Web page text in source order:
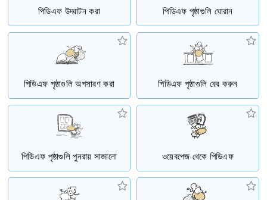
পিডিএফ উদ্ঘাটন করা পিডিএফ পৃষ্ঠাগুলি ঘোরান
পিডিএফ পৃষ্ঠাগুলি অপসারণ করা পিডিএফ পৃষ্ঠাগুলি বের করুন
পিডিএফ পৃষ্ঠাগুলি পুনরায় সাজানো ওয়েবপেজ থেকে পিডিএফ